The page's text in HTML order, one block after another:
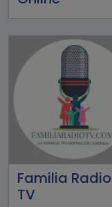
Familia Radio
TV